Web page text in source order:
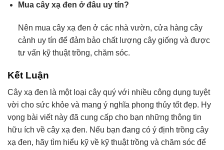
Mua cây xạ đen ở đâu uy tín?
Nên mua cây xạ đen ở các nhà vườn, cửa hàng cây
cảnh uy tín để đảm bảo chất lượng cây giống và được
tư vấn kỹ thuật trồng, chăm sóc.
Kết Luận
Cây xạ đen là một loại cây quý với nhiều công dụng tuyệt
vời cho sức khỏe và mang ý nghĩa phong thủy tốt đẹp. Hy
vọng bài viết này đã cung cấp cho bạn những thông tin
hữu ích về cây xạ đen. Nếu bạn đang có ý định trồng cây
xạ đen, hãy tìm hiểu kỹ về kỹ thuật trồng và chăm sóc để